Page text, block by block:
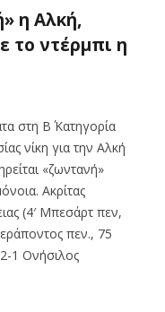
η Αλκή,
το ντέρμπι η
στη Β΄ Κατηγορία
νίκη για την Αλκή
«ζωντανή»
Ακρίτας
(4′ Μπεσάρτ πεν,
πεν., 75
1 Ονήσιλος